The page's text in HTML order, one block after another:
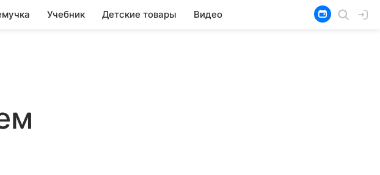
Учебник Детские товары Видео